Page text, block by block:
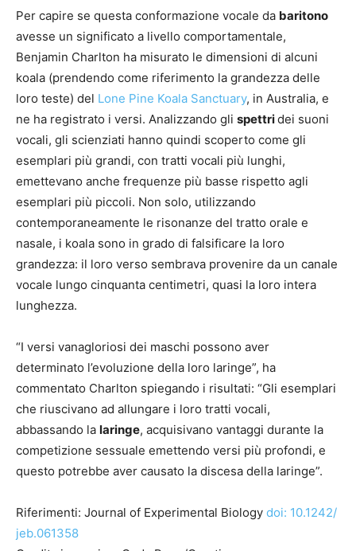
Per capire se questa conformazione vocale da baritono
avesse un significato a livello comportamentale,
Benjamin Charlton ha misurato le dimensioni di alcuni
koala (prendendo come riferimento la grandezza delle
loro teste) del Lone Pine Koala Sanctuary, in Australia, e
ne ha registrato i versi. Analizzando gli spettridei suoni
vocali, gli scienziati hanno quindi scoperto come gli
esemplari più grandi, con tratti vocali più lunghi,
emettevano anche frequenze più basse rispetto agli
esemplari più piccoli. Non solo, utilizzando
contemporaneamente le risonanze del tratto orale e
nasale, i koala sono in grado di falsificare la loro
grandezza: il loro verso sembrava provenire da un canale
vocale lungo cinquanta centimetri, quasi la loro intera
lunghezza.
“I versi vanagloriosi dei maschi possono aver
determinato l’evoluzione della loro laringe”, ha
commentato Charlton spiegando i risultati: “Gli esemplari
che riuscivano ad allungare i loro tratti vocali,
abbassando la laringe, acquisivano vantaggi durante la
competizione sessuale emettendo versi più profondi, e
questo potrebbe aver causato la discesa della laringe”.
Riferimenti: Journal of Experimental Biology doi: 10.1242/​
jeb.061358